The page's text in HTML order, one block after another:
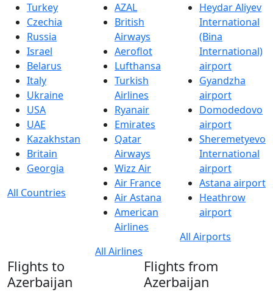
Turkey
Czechia
Russia
Israel
Belarus
Italy
Ukraine
USA
UAE
Kazakhstan
Britain
Georgia
All Countries
AZAL
British
Airways
Aeroflot
Lufthansa
Turkish
Airlines
Ryanair
Emirates
Qatar
Airways
Wizz Air
Air France
Air Astana
American
Airlines
All Airlines
Heydar Aliyev
International
(Bina
International)
airport
Gyandzha
airport
Domodedovo
airport
Sheremetyevo
International
airport
Astana airport
Heathrow
airport
All Airports
Flights to
Azerbaijan
Flights from
Azerbaijan